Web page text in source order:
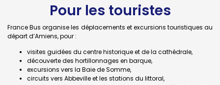
Pour les touristes
France Bus organise les déplacements et excursions touristiques au
départ d’Amiens, pour :
visites guidées du centre historique et de la cathédrale,
découverte des hortillonnages en barque,
excursions vers la Baie de Somme,
circuits vers Abbeville et les stations du littoral,